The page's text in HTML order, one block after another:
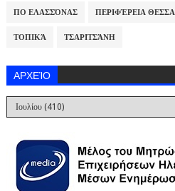
ΠΟ ΕΛΑΣΣΌΝΑΣ ΠΕΡΙΦΈΡΕΙΑ
ΤΟΠΙΚΆ ΤΣΑΡΙΤΣΆΝΗ
ΑΡΧΕΊΟ